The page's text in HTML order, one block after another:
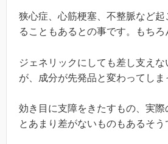
狭心症、心筋梗塞、不整脈など
ることもあるとの事です。もちろ
ジェネリックにしても差し支え
が、成分が先発品と変わってしま
効き目に支障をきたすもの、実
とあまり差がないものもあるそう